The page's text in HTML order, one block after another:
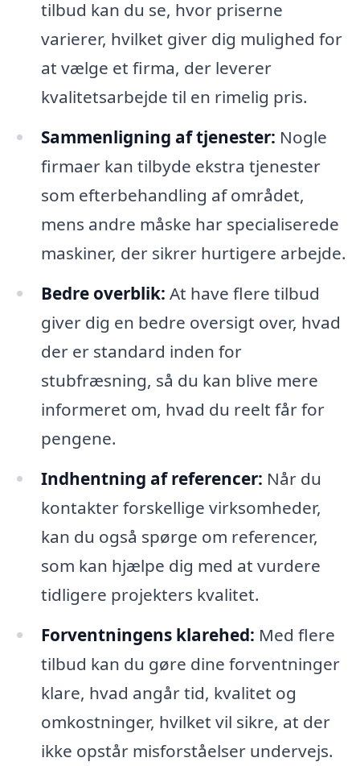
tilbud kan du se, hvor priserne
varierer, hvilket giver dig mulighed for
at vælge et firma, der leverer
kvalitetsarbejde til en rimelig pris.
Sammenligning af tjenester: Nogle
firmaer kan tilbyde ekstra tjenester
som efterbehandling af området,
mens andre måske har specialiserede
maskiner, der sikrer hurtigere arbejde.
Bedre overblik: At have flere tilbud
giver dig en bedre oversigt over, hvad
der er standard inden for
stubfræsning, så du kan blive mere
informeret om, hvad du reelt får for
pengene.
Indhentning af referencer: Når du
kontakter forskellige virksomheder,
kan du også spørge om referencer,
som kan hjælpe dig med at vurdere
tidligere projekters kvalitet.
Forventningens klarehed: Med flere
tilbud kan du gøre dine forventninger
klare, hvad angår tid, kvalitet og
omkostninger, hvilket vil sikre, at der
ikke opstår misforståelser undervejs.